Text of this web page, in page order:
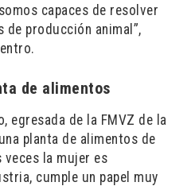
capaces de resolver
de producción animal”,
de alimentos
egresada de la FMVZ de la
planta de alimentos de
veces la mujer es
cumple un papel muy